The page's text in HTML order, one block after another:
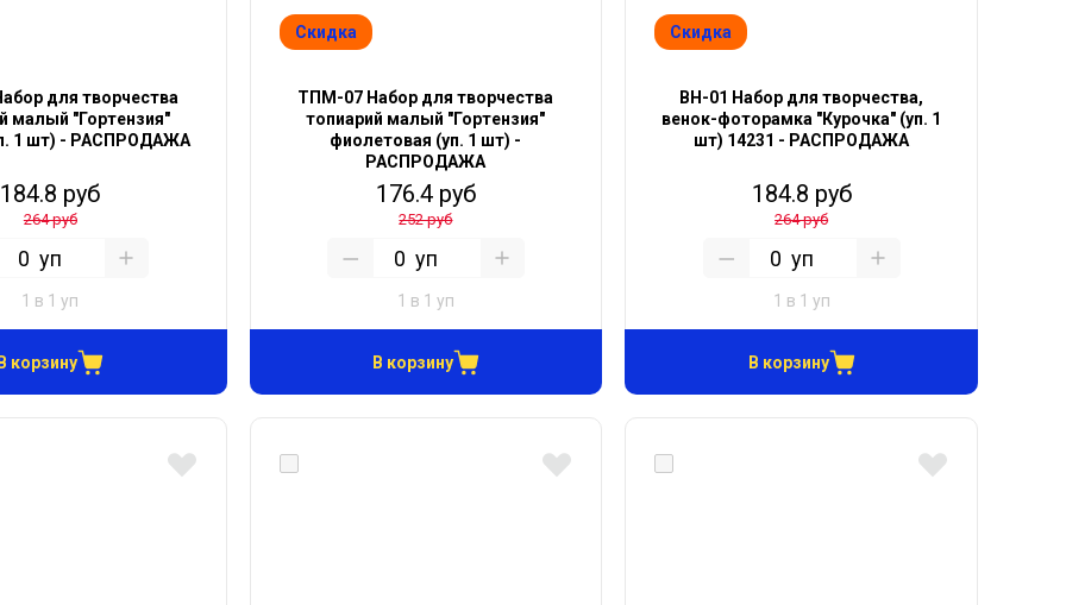
для творчества
малый "Гортензия"
1 шт) - РАСПРОДАЖА
184.8 руб
264 руб
уп
1 в 1 уп
корзину
Скидка
ТПМ-07 Набор для творчества
топиарий малый "Гортензия"
фиолетовая (уп. 1 шт) -
РАСПРОДАЖА
176.4 руб
252 руб
уп
1 в 1 уп
В корзину
Скидка
ВН-01 Набор для творчества,
венок-фоторамка "Курочка" (уп. 1
шт) 14231 - РАСПРОДАЖА
184.8 руб
264 руб
уп
1 в 1 уп
В корзину